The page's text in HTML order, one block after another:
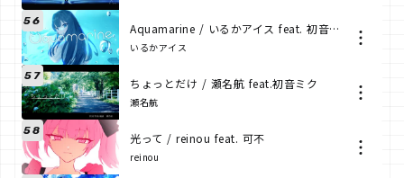
56 Aquamarine / いるかアイス feat. 初音ミク
いるかアイス
57 ちょっとだけ / 瀬名航 feat.初音ミク
瀬名航
58 光って / reinou feat. 可不
reinou